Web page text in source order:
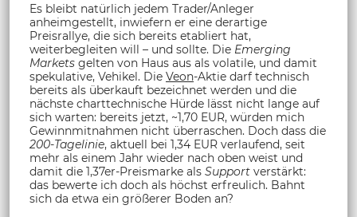
Es bleibt natürlich jedem Trader/Anleger
anheimgestellt, inwiefern er eine derartige
Preisrallye, die sich bereits etabliert hat,
weiterbegleiten will – und sollte. Die Emerging
Markets gelten von Haus aus als volatile, und damit
spekulative, Vehikel. Die Veon-Aktie darf technisch
bereits als überkauft bezeichnet werden und die
nächste charttechnische Hürde lässt nicht lange auf
sich warten: bereits jetzt, ~1,70 EUR, würden mich
Gewinnmitnahmen nicht überraschen. Doch dass die
200-Tagelinie, aktuell bei 1,34 EUR verlaufend, seit
mehr als einem Jahr wieder nach oben weist und
damit die 1,37er-Preismarke als Support verstärkt:
das bewerte ich doch als höchst erfreulich. Bahnt
sich da etwa ein größerer Boden an?